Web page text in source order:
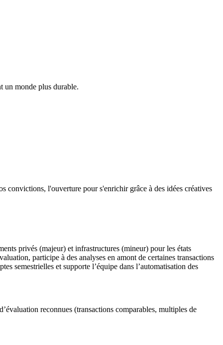
un monde plus durable.
convictions, l'ouverture pour s'enrichir grâce à des idées créatives
privés (majeur) et infrastructures (mineur) pour les états
participe à des analyses en amont de certaines transactions
semestrielles et supporte l’équipe dans l’automatisation des
reconnues (transactions comparables, multiples de